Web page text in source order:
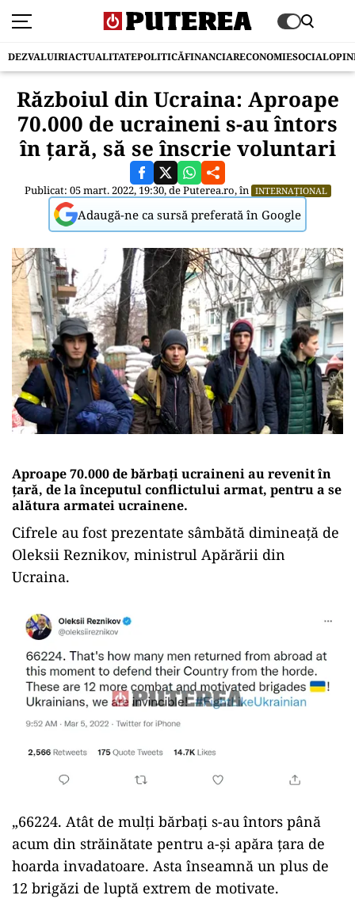
DEZVALUIRIACTUALITATEPOLITICĂFINANCIARECONOMIESOCIAL
Războiul din Ucraina: Aproape
70.000 de ucraineni s-au întors
în țară, să se înscrie voluntari
Publicat: 05 mart. 2022, 19:30, dePuterea.ro, în INTERNAȚIONAL
Adaugă-ne ca sursă preferată în Google
Aproape 70.000 de bărbați ucraineni au revenit în
țară, de la începutul conflictului armat, pentru a se
alătura armatei ucrainene.
Cifrele au fost prezentate sâmbătă dimineață de
Oleksii Reznikov, ministrul Apărării din
Ucraina.
„66224. Atât de mulți bărbați s-au întors până
acum din străinătate pentru a-și apăra țara de
hoarda invadatoare. Asta înseamnă un plus de
12 brigăzi de luptă extrem de motivate.